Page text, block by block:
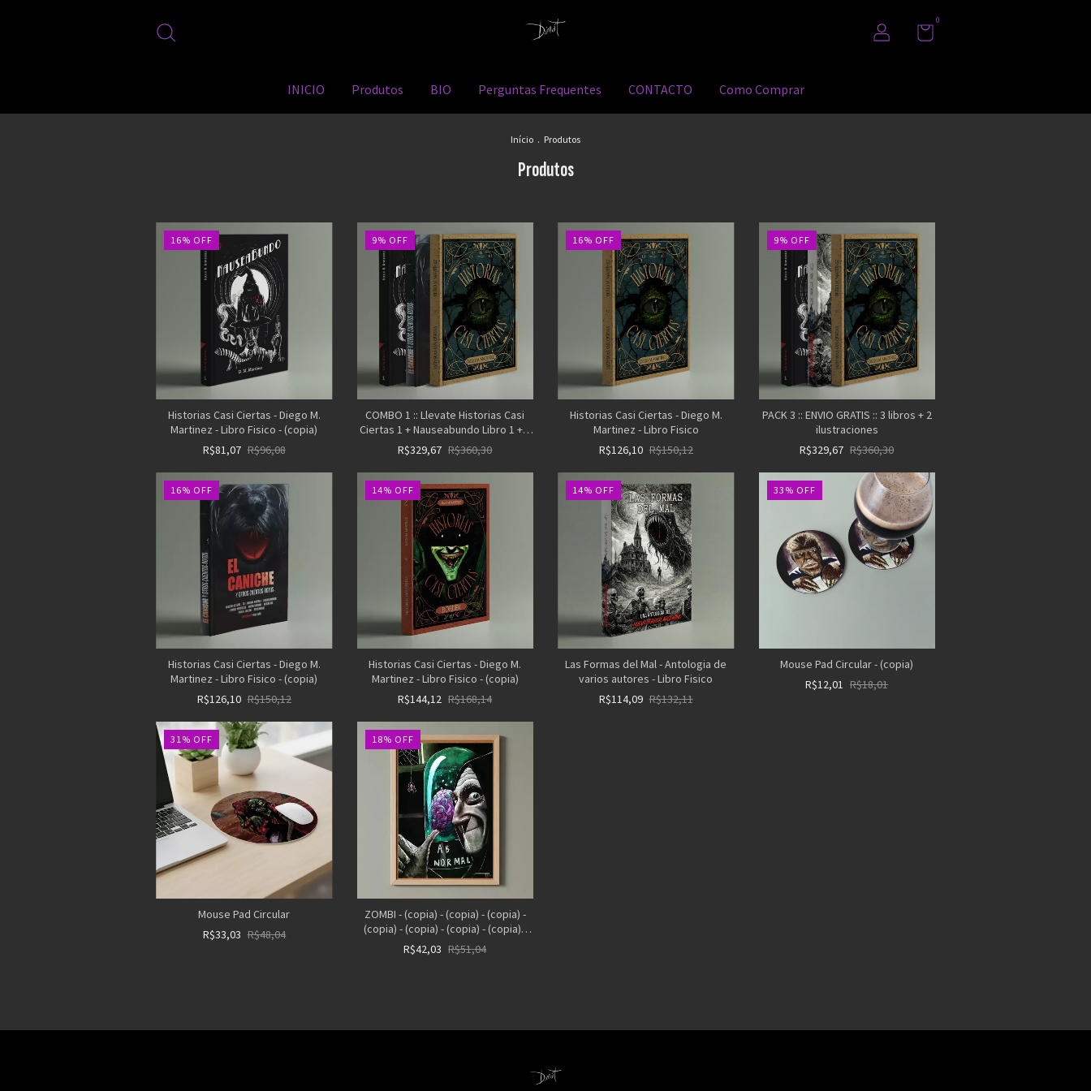
0
INICIO Produtos BIO Perguntas Frequentes CONTACTO Como Comprar
Início . Produtos
Produtos
16% OFF
Historias Casi Ciertas - Diego M.
Martinez - Libro Fisico - (copia)
R$81,07 R$96,08
9% OFF
COMBO 1 :: Llevate Historias Casi
Ciertas 1 + Nauseabundo Libro 1 + 2
ilustraciones A5 al azar - (copia)
R$329,67 R$360,30
16% OFF
Historias Casi Ciertas - Diego M.
Martinez - Libro Fisico
R$126,10 R$150,12
9% OFF
PACK 3 :: ENVIO GRATIS :: 3 libros + 2
ilustraciones
R$329,67 R$360,30
16% OFF
Historias Casi Ciertas - Diego M.
Martinez - Libro Fisico - (copia)
R$126,10 R$150,12
14% OFF
Historias Casi Ciertas - Diego M.
Martinez - Libro Fisico - (copia)
R$144,12 R$168,14
14% OFF
Las Formas del Mal - Antologia de
varios autores - Libro Fisico
R$114,09 R$132,11
33 % OFF
Mouse Pad Circular - (copia)
R$12,01 R$18,01
31% OFF
Mouse Pad Circular
R$33,03 R$48,04
18% OFF
ZOMBI - (copia) - (copia) - (copia) -
(copia) - (copia) - (copia) - (copia) -
(copia) - (copia) - (copia) - (copia) -
(copia)
R$42,03 R$51,04